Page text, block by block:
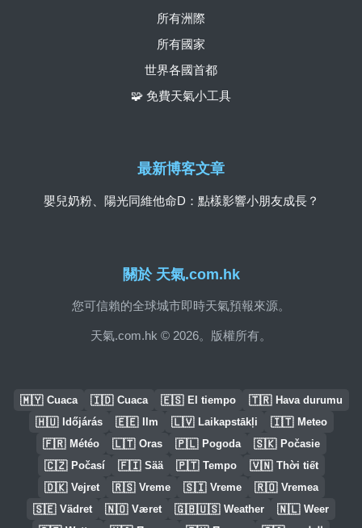
關於 天氣.com.hk
您可信賴的全球城市即時天氣預報來源。
天氣.com.hk © 2026。版權所有。
所有洲際
所有國家
世界各國首都
🧩 免費天氣小工具
最新博客文章
嬰兒奶粉、陽光同維他命D：點樣影響小朋友成長？
🇲🇾 Cuaca 🇮🇩 Cuaca 🇪🇸 El tiempo 🇹🇷 Hava durumu
🇭🇺 Időjárás 🇪🇪 Ilm 🇱🇻 Laikapstākļi 🇮🇹 Meteo
🇫🇷 Météo 🇱🇹 Oras 🇵🇱 Pogoda 🇸🇰 Počasie
🇨🇿 Počasí 🇫🇮 Sää 🇵🇹 Tempo 🇻🇳 Thời tiết
🇩🇰 Vejret 🇷🇸 Vreme 🇸🇮 Vreme 🇷🇴 Vremea
🇸🇪 Vädret 🇳🇴 Været 🇬🇧🇺🇸 Weather 🇳🇱 Weer